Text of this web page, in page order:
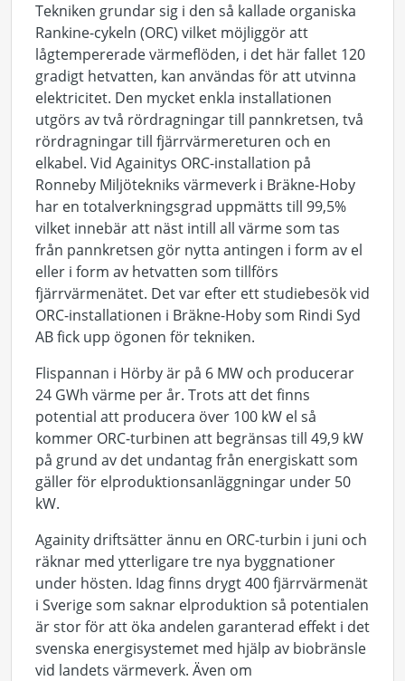
Tekniken grundar sig i den så kallade organiska
Rankine-cykeln (ORC) vilket möjliggör att
lågtempererade värmeflöden, i det här fallet 120
gradigt hetvatten, kan användas för att utvinna
elektricitet. Den mycket enkla installationen
utgörs av två rördragningar till pannkretsen, två
rördragningar till fjärrvärmereturen och en
elkabel. Vid Againitys ORC-installation på
Ronneby Miljötekniks värmeverk i Bräkne-Hoby
har en totalverkningsgrad uppmätts till 99,5%
vilket innebär att näst intill all värme som tas
från pannkretsen gör nytta antingen i form av el
eller i form av hetvatten som tillförs
fjärrvärmenätet. Det var efter ett studiebesök vid
ORC-installationen i Bräkne-Hoby som Rindi Syd
AB fick upp ögonen för tekniken.
Flispannan i Hörby är på 6 MW och producerar
24 GWh värme per år. Trots att det finns
potential att producera över 100 kW el så
kommer ORC-turbinen att begränsas till 49,9 kW
på grund av det undantag från energiskatt som
gäller för elproduktionsanläggningar under 50
kW.
Againity driftsätter ännu en ORC-turbin i juni och
räknar med ytterligare tre nya byggnationer
under hösten. Idag finns drygt 400 fjärrvärmenät
i Sverige som saknar elproduktion så potentialen
är stor för att öka andelen garanterad effekt i det
svenska energisystemet med hjälp av biobränsle
vid landets värmeverk. Även om